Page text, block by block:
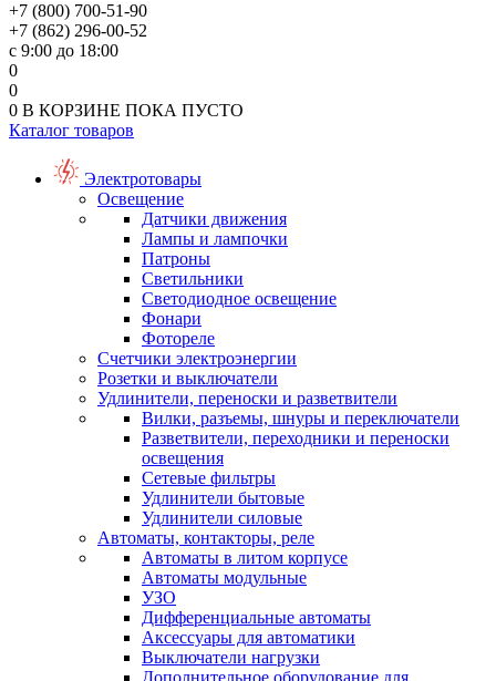
+7 (800) 700-51-90
+7 (862) 296-00-52
с 9:00 до 18:00
0
0
0 В КОРЗИНЕ ПОКА ПУСТО
Каталог товаров
Электротовары
Освещение
Датчики движения
Лампы и лампочки
Патроны
Светильники
Светодиодное освещение
Фонари
Фотореле
Счетчики электроэнергии
Розетки и выключатели
Удлинители, переноски и разветвители
Вилки, разъемы, шнуры и переключатели
Разветвители, переходники и переноски
освещения
Сетевые фильтры
Удлинители бытовые
Удлинители силовые
Автоматы, контакторы, реле
Автоматы в литом корпусе
Автоматы модульные
УЗО
Дифференциальные автоматы
Аксессуары для автоматики
Выключатели нагрузки
Дополнительное оборудование для